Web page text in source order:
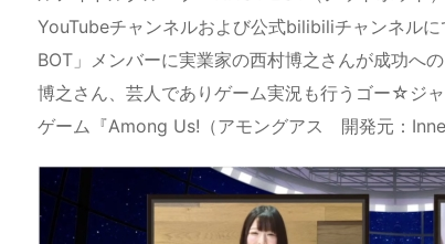
s o
n
y
d p.
io
YouTubeチャンネルおよび公式bilibiliチャンネル
BOT」メンバーに実業家の西村博之さんが成功へ
博之さん、芸人でありゲーム実況も行うゴー☆ジ
ゲーム『Among Us!（アモングアス 開発元：